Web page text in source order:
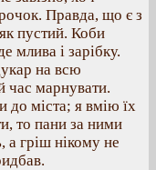
Правда, що є з
пустий. Коби
млива і зарібку.
на всю
час марнувати.
до міста; я вмію їх
то пани за ними
а гріш нікому не